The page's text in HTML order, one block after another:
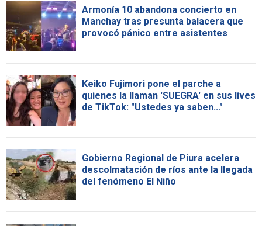
Armonía 10 abandona concierto en
Manchay tras presunta balacera que
provocó pánico entre asistentes
Keiko Fujimori pone el parche a
quienes la llaman 'SUEGRA' en sus lives
de TikTok: "Ustedes ya saben..."
Gobierno Regional de Piura acelera
descolmatación de ríos ante la llegada
del fenómeno El Niño